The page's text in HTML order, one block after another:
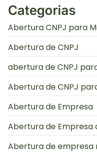
Categorias
Abertura CNPJ para
Abertura de CNPJ
abertura de CNPJ
Abertura de CNPJ
Abertura de Empresa
Abertura de Empresa
Abertura de empresa